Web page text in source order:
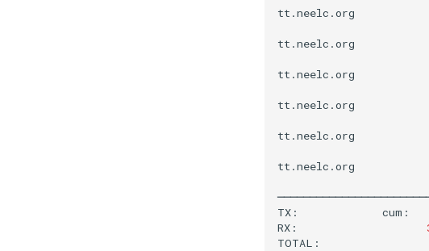
tt.neelc.org
tt.neelc.org
tt.neelc.org
tt.neelc.org
tt.neelc.org
tt.neelc.org
TX:
cum:
RX:
TOTAL: